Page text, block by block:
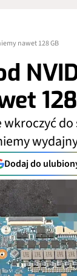
nawet 128 GB
do
Dodaj do